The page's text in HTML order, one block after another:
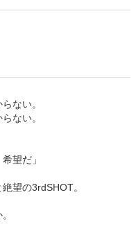
ない。
ない。
望だ」
望の3rdSHOT。